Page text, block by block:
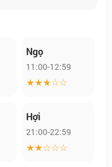
Ngọ
11:00-12:59
★★★☆☆
Hợi
21:00-22:59
★★☆☆☆